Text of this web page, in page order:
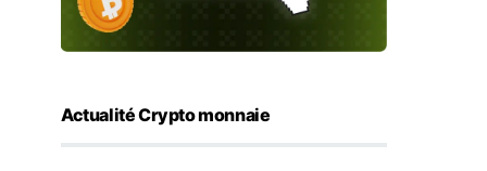
Actualité Crypto monnaie